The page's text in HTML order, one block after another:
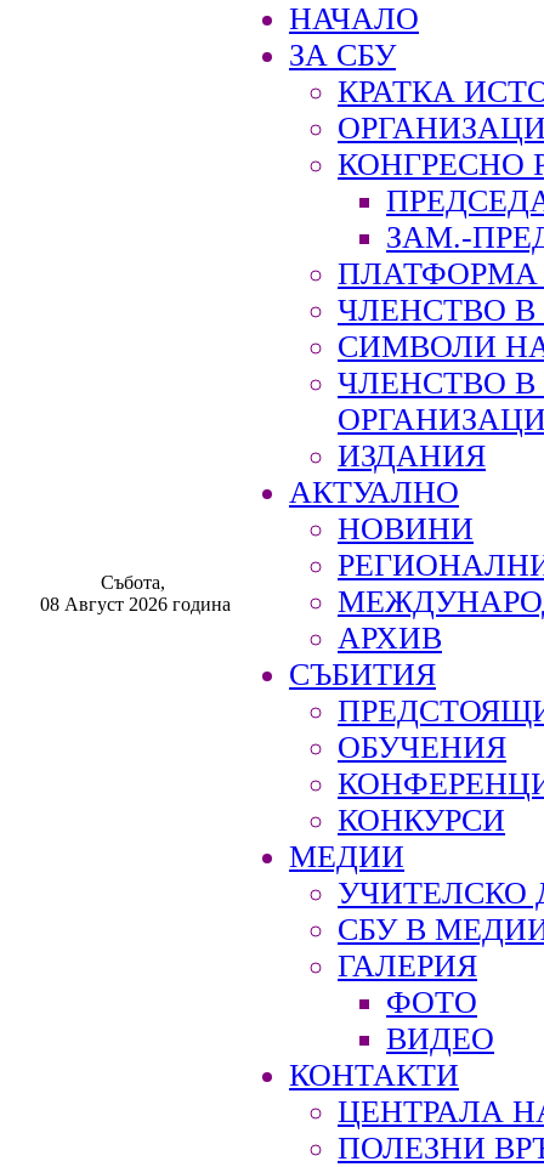
Събота,
08 Август 2026 година
НАЧАЛО
ЗА СБУ
КРАТКА
КОНГРЕСНО
ЗАМ.-
ПЛАТФОРМА
ЧЛЕНСТВО В
СИМВОЛИ
ЧЛЕНСТВО
ИЗДАНИЯ
АКТУАЛНО
НОВИНИ
АРХИВ
СЪБИТИЯ
ОБУЧЕНИЯ
КОНКУРСИ
МЕДИИ
УЧИТЕЛСКО
СБУ В
ГАЛЕРИЯ
ФОТО
ВИДЕО
КОНТАКТИ
ЦЕНТРАЛА
ПОЛЕЗНИ